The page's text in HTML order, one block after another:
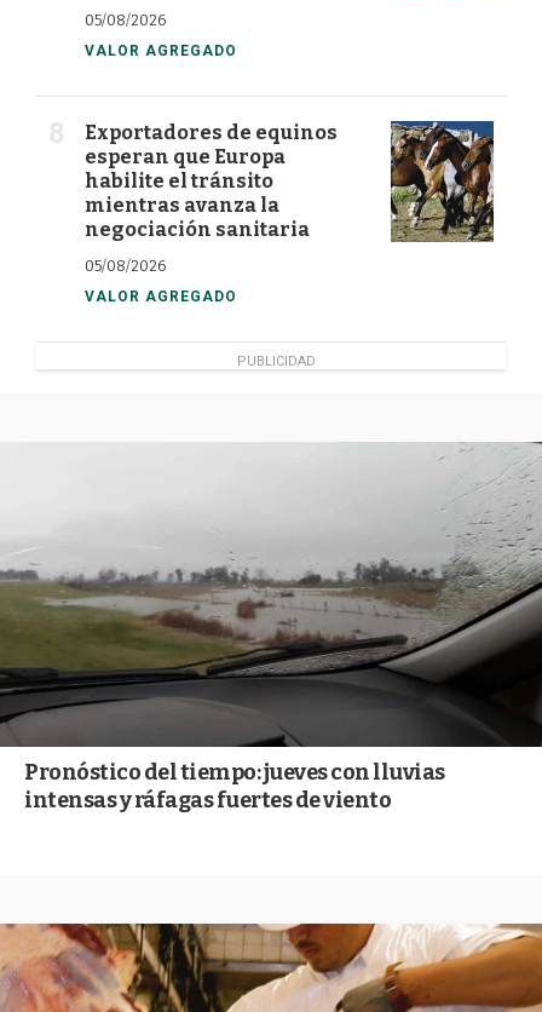
05/08/2026
VALOR AGREGADO
Exportadores de equinos
esperan que Europa
habilite el tránsito
mientras avanza la
negociación sanitaria
05/08/2026
VALOR AGREGADO
PUBLICIDAD
Pronóstico del tiempo: jueves con lluvias
intensas y ráfagas fuertes de viento